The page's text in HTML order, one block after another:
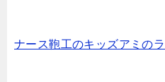
ナース鞄工のキッズアミの